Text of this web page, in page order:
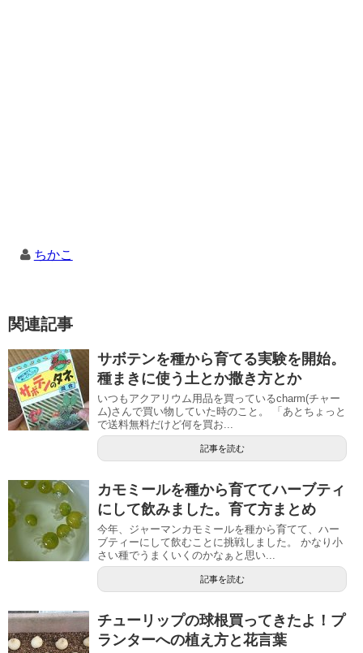
ちかこ
関連記事
サボテンを種から育てる実験を開始。
種まきに使う土とか撒き方とか
いつもアクアリウム用品を買っているcharm(チャー
ム)さんで買い物していた時のこと。 「あとちょっと
で送料無料だけど何を買お...
記事を読む
カモミールを種から育ててハーブティ
にして飲みました。育て方まとめ
今年、ジャーマンカモミールを種から育てて、ハー
ブティーにして飲むことに挑戦しました。 かなり小
さい種でうまくいくのかなぁと思い...
記事を読む
チューリップの球根買ってきたよ！プ
ランターへの植え方と花言葉